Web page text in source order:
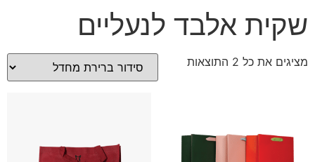
שקית אלבד לנעליים
מציגים את כל ⁦2⁩ התוצאות